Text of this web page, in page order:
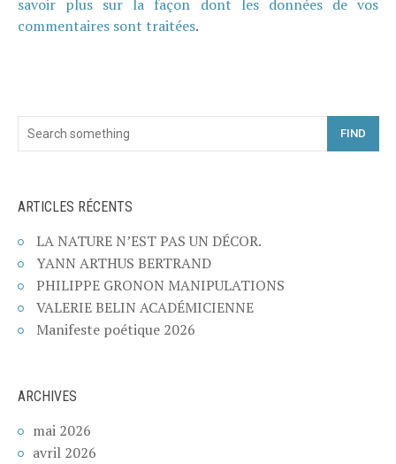
savoir plus sur la façon dont les données de vos
commentaires sont traitées.
FIND
ARTICLES RÉCENTS
LA NATURE N’EST PAS UN DÉCOR.
YANN ARTHUS BERTRAND
PHILIPPE GRONON MANIPULATIONS
VALERIE BELIN ACADÉMICIENNE
Manifeste poétique 2026
ARCHIVES
mai 2026
avril 2026